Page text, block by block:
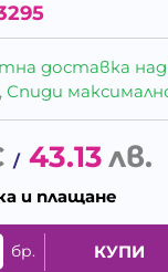
доставка
/ 43.13лв.
и плащане
бр. КУПИ